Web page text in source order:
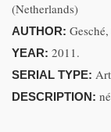
(Netherlands)
AUTHOR:
YEAR: 2011.
SERIAL TYPE:
DESCRIPTION: